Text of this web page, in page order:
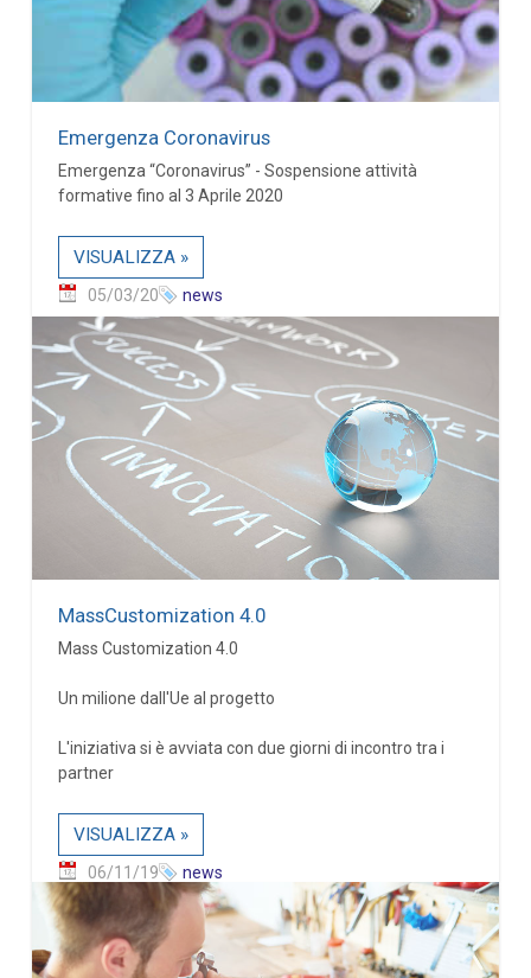
Emergenza Coronavirus
Emergenza “Coronavirus” - Sospensione attività
formative fino al 3 Aprile 2020
VISUALIZZA »
05/03/20 news
MassCustomization 4.0
Mass Customization 4.0
Un milione dall'Ue al progetto
L'iniziativa si è avviata con due giorni di incontro tra i
partner
VISUALIZZA »
06/11/19 news